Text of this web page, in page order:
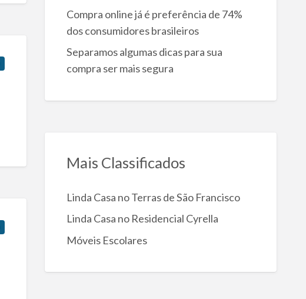
Compra online já é preferência de 74%
dos consumidores brasileiros
Separamos algumas dicas para sua
compra ser mais segura
Mais Classificados
Linda Casa no Terras de São Francisco
Linda Casa no Residencial Cyrella
Móveis Escolares